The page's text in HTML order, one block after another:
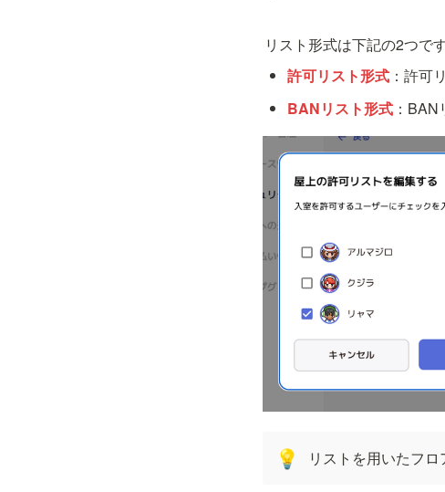
リスト形式は下記の2つです
許可リスト形式 ：許可
BANリスト形式 ：
💡 リストを用いたフ